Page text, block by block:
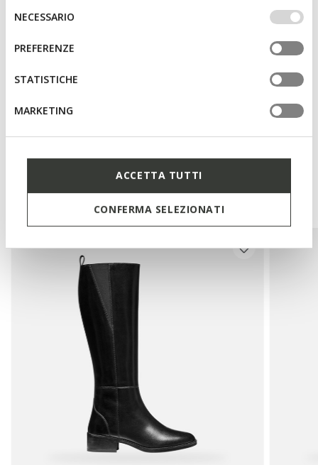
IMPOSTAZIONI potrai anche scegliere quali cookies ed
altri strumenti di tracciamento autorizzare. Per maggiori
informazioni o per modificare in qualsiasi momento le
tue impostazioni, visita la nostra
del
consenso
NECESSARIO
PREFERENZE
STATISTICHE
MARKETING
ACCETTA TUTTI
CONFERMA SELEZIONATI
La hauteur de la jambière est de 38 cm / 14.96" pour la
Matériaux
Vous pourriez aussi aimer